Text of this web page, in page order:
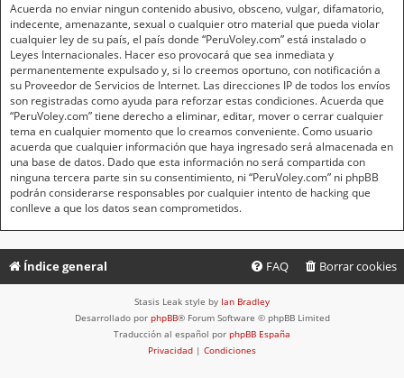
Acuerda no enviar ningun contenido abusivo, obsceno, vulgar, difamatorio,
indecente, amenazante, sexual o cualquier otro material que pueda violar
cualquier ley de su país, el país donde “PeruVoley.com” está instalado o
Leyes Internacionales. Hacer eso provocará que sea inmediata y
permanentemente expulsado y, si lo creemos oportuno, con notificación a
su Proveedor de Servicios de Internet. Las direcciones IP de todos los envíos
son registradas como ayuda para reforzar estas condiciones. Acuerda que
“PeruVoley.com” tiene derecho a eliminar, editar, mover o cerrar cualquier
tema en cualquier momento que lo creamos conveniente. Como usuario
acuerda que cualquier información que haya ingresado será almacenada en
una base de datos. Dado que esta información no será compartida con
ninguna tercera parte sin su consentimiento, ni “PeruVoley.com” ni phpBB
podrán considerarse responsables por cualquier intento de hacking que
conlleve a que los datos sean comprometidos.
Índice general Borrar cookies
FAQ
Stasis Leak style by Ian Bradley
Desarrollado por phpBB® Forum Software © phpBB Limited
Traducción al español por phpBB España
Privacidad | Condiciones